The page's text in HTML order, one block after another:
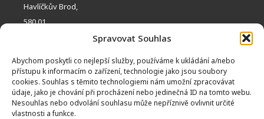
Spravovat Souhlas
Abychom poskytli co nejlepší služby, používáme k ukládání a/nebo
přístupu k informacím o zařízení, technologie jako jsou soubory
cookies. Souhlas s těmito technologiemi nám umožní zpracovávat
údaje, jako je chování při procházení nebo jedinečná ID na tomto webu.
Nesouhlas nebo odvolání souhlasu může nepříznivě ovlivnit určité
vlastnosti a funkce.
Havlíčkův Brod,
580 01
RYCHLÝ KONTAKT:
TRANSPARENTNÍ BANKOVNÍ ÚČET:
2600 8474 82 / 2010
FACEBOOK
INSTAGRAMOBCHŮDEK MEZI STROMY